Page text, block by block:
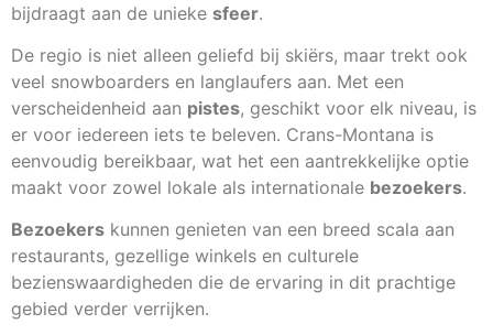
bijdraagt aan de unieke sfeer.
De regio is niet alleen geliefd bij skiërs, maar trekt ook
veel snowboarders en langlaufers aan. Met een
verscheidenheid aan pistes, geschikt voor elk niveau, is
er voor iedereen iets te beleven. Crans-Montana is
eenvoudig bereikbaar, wat het een aantrekkelijke optie
maakt voor zowel lokale als internationale bezoekers.
Bezoekers kunnen genieten van een breed scala aan
restaurants, gezellige winkels en culturele
bezienswaardigheden die de ervaring in dit prachtige
gebied verder verrijken.